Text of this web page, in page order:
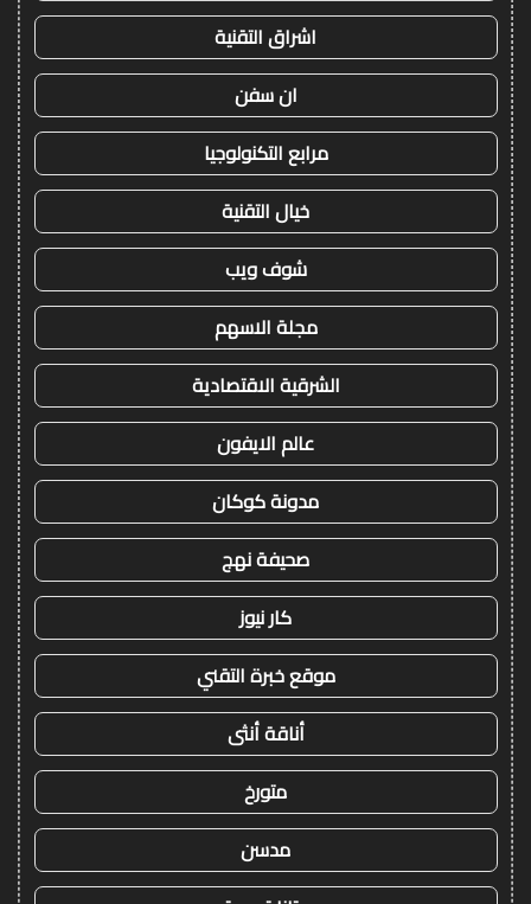
اشراق التقنية
ان سفن
مرابع التكنولوجيا
خيال التقنية
شوف ويب
مجلة الاسهم
الشرقية الاقتصادية
عالم الايفون
مدونة كوكان
صحيفة نهج
كار نيوز
موقع خبرة التقني
أناقة أنثى
متورخ
مدسن